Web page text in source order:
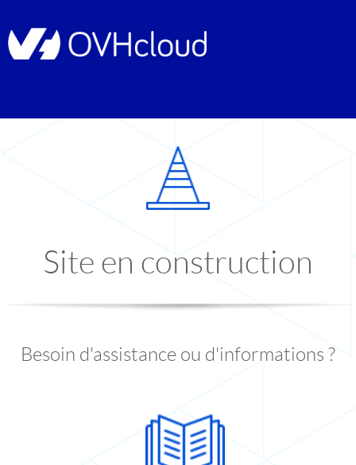
Site en construction
Besoin d'assistance ou d'informations ?